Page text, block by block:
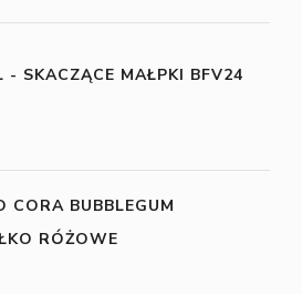
- SKACZĄCE MAŁPKI BFV24
CORA BUBBLEGUM
RÓŻOWE